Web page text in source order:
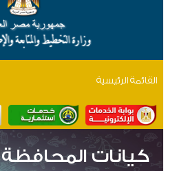
القائمة الرئيسية
كيانات المحافظة